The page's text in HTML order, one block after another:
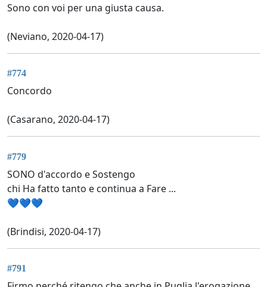
Sono con voi per una giusta causa.
(Neviano, 2020-04-17)
#774
Concordo
(Casarano, 2020-04-17)
#779
SONO d'accordo e Sostengo
chi Ha fatto tanto e continua a Fare ...
💙💙💙
(Brindisi, 2020-04-17)
#791